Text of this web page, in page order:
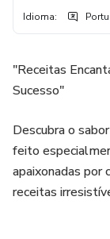
Idioma:
"Receitas
Sucesso"
Descubra o
feito
apaixonadas por
receitas